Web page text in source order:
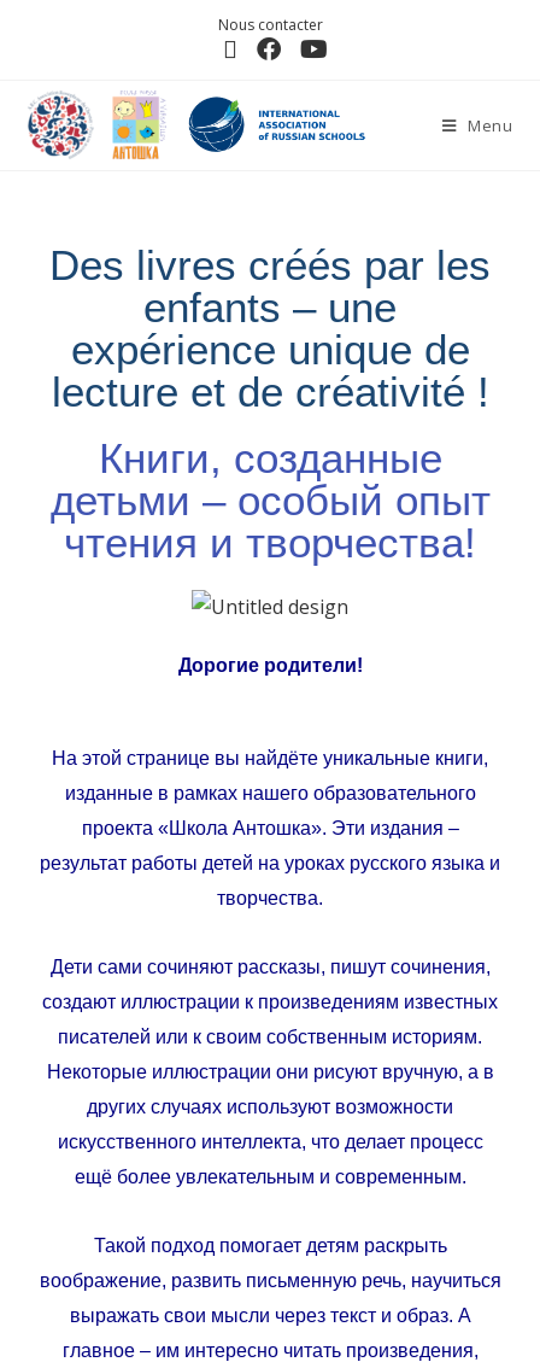
Nous contacter
Menu
Des livres créés par les
enfants – une
expérience unique de
lecture et de créativité !
Книги, созданные
детьми – особый опыт
чтения и творчества!
Дорогие родители!
На этой странице вы найдёте уникальные книги,
изданные в рамках нашего образовательного
проекта «Школа Антошка». Эти издания –
результат работы детей на уроках русского языка и
творчества.
Дети сами сочиняют рассказы, пишут сочинения,
создают иллюстрации к произведениям известных
писателей или к своим собственным историям.
Некоторые иллюстрации они рисуют вручную, а в
других случаях используют возможности
искусственного интеллекта, что делает процесс
ещё более увлекательным и современным.
Такой подход помогает детям раскрыть
воображение, развить письменную речь, научиться
выражать свои мысли через текст и образ. А
главное – им интересно читать произведения,